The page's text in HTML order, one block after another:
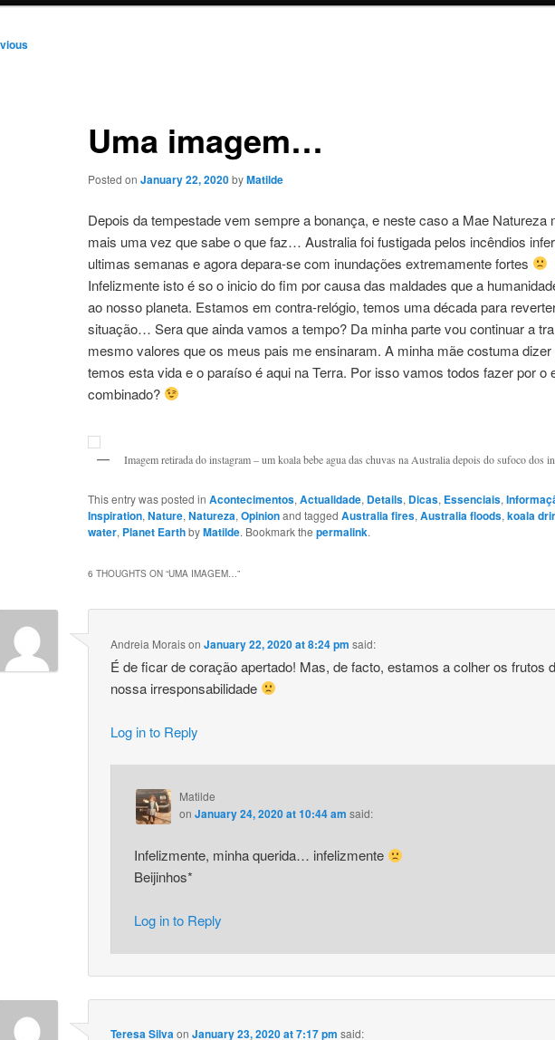
Uma imagem…
Posted on January 22, 2020byMatilde
Depois da tempestade vem sempre a bonança, e neste caso a Mae Natureza
mais uma vez que sabe o que faz… Australia foi fustigada pelos incêndios
ultimas semanas e agora depara-se com inundações extremamente fortes
Infelizmente isto é so o inicio do fim por causa das maldades que a
ao nosso planeta. Estamos em contra-relógio, temos uma década para
situação… Sera que ainda vamos a tempo? Da minha parte vou continuar a
mesmo valores que os meus pais me ensinaram. A minha mãe costuma dizer
temos esta vida e o paraíso é aqui na Terra. Por isso vamos todos fazer por o
combinado?
Imagem retirada do instagram – um koala bebe agua das chuvas na Australia depois do sufoco dos
This entry was posted in Acontecimentos, Actualidade, Details, Dicas, Essenciais,
Inspiration, Nature, Natureza, Opinionand tagged Australia fires, Australia floods, koala
water, Planet EarthbyMatilde. Bookmark the permalink.
6 THOUGHTS ON “UMA IMAGEM…”
Andreia MoraisonJanuary 22, 2020 at 8:24 pm said:
É de ficar de coração apertado! Mas, de facto, estamos a colher os frutos
nossa irresponsabilidade
Log in to Reply
Matilde
on January 24, 2020 at 10:44 am said:
Infelizmente, minha querida… infelizmente
Beijinhos*
Log in to Reply
Teresa SilvaonJanuary 23, 2020 at 7:17 pm said: